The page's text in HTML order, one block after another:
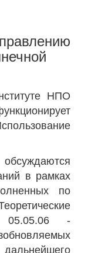
НПО
в рамках
по
05.05.06 -